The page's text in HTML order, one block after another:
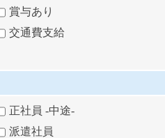
賞与あり
交通費支給
正社員 -中途-
派遣社員